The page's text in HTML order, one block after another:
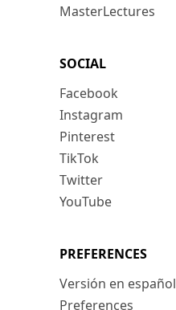
MasterLectures
SOCIAL
Facebook
Instagram
Pinterest
TikTok
Twitter
YouTube
PREFERENCES
Versión en español
Preferences